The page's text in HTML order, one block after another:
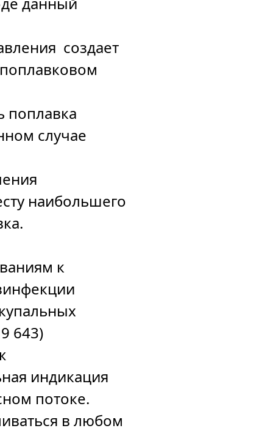
создает
поплавка
случае
наибольшего
к
643)
индикация
потоке.
в любом